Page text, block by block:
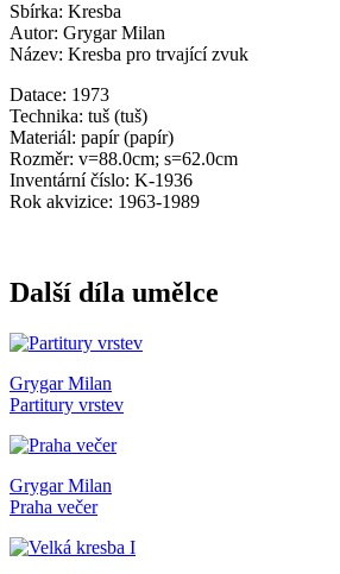
Sbírka: Kresba
Autor: Grygar Milan
Název: Kresba pro trvající zvuk
Datace: 1973
Technika: tuš (tuš)
Materiál: papír (papír)
Rozměr: v=88.0cm; s=62.0cm
Inventární číslo: K-1936
Rok akvizice: 1963-1989
Další díla umělce
Grygar Milan
Partitury vrstev
Grygar Milan
Praha večer